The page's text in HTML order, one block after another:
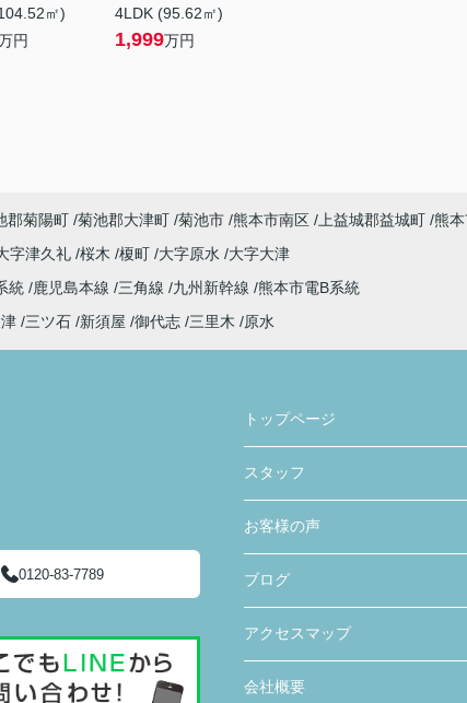
㎡)
円
4LDK (95.62㎡)
1,999万円
郡菊陽町 菊池郡大津町 菊池市 熊本市南区 上益城郡益城町 熊
字津久礼 桜木 榎町 大字原水
大字大津
統 鹿児島本線 三角線 九州新幹線 熊本市電B系統
三ツ石 新須屋 御代志 三里木 原水
0120-83-7789
トップページ
スタッフ
お客様の声
ブログ
アクセスマップ
会社概要